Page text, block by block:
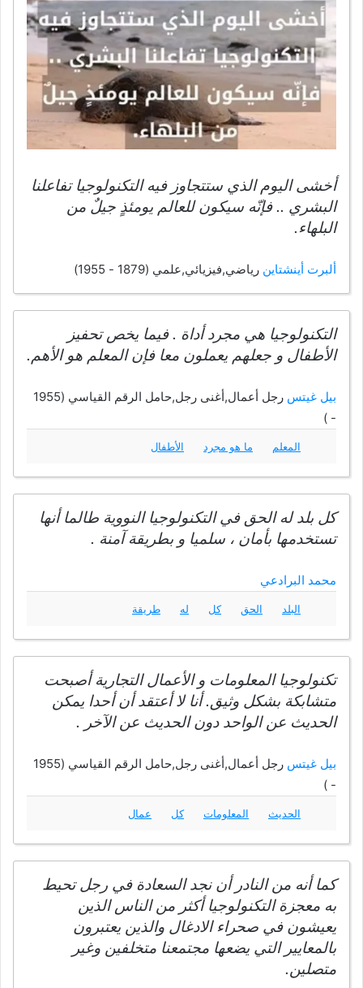
أخشى اليوم الذي ستتجاوز فيه التكنولوجيا تفاعلنا
البشري .. فإنّه سيكون للعالم يومئذٍ جيلٌ من
البلهاء.
ألبرت أينشتاين رياضي,فيزيائي,علمي (1879 - 1955)
التكنولوجيا هي مجرد أداة . فيما يخص تحفيز
الأطفال و جعلهم يعملون معا فإن المعلم هو الأهم.
بيل غيتس
رجل أعمال,أغنى رجل,حامل الرقم القياسي (1955
- )
المعلم ما هو مجرد الأطفال
كل بلد له الحق في التكنولوجيا النووية طالما أنها
تستخدمها بأمان ، سلميا و بطريقة آمنة .
محمد البرادعي
البلد الحق كل له طريقة
تكنولوجيا المعلومات و الأعمال التجارية أصبحت
متشابكة بشكل وثيق. أنا لا أعتقد أن أحدا يمكن
الحديث عن الواحد دون الحديث عن الآخر .
بيل غيتس
رجل أعمال,أغنى رجل,حامل الرقم القياسي (1955
- )
الحديث المعلومات كل عمال
كما أنه من النادر أن نجد السعادة في رجل تحيط
به معجزة التكنولوجيا أكثر من الناس الذين
يعيشون في صحراء الادغال والذين يعتبرون
بالمعايير التي يضعها مجتمعنا متخلفين وغير
متصلين.